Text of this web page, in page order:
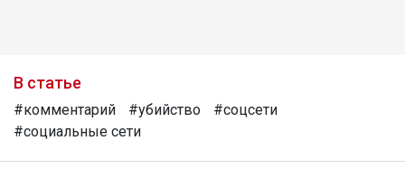
В статье
#комментарий #убийство
#соцсети
#социальные сети